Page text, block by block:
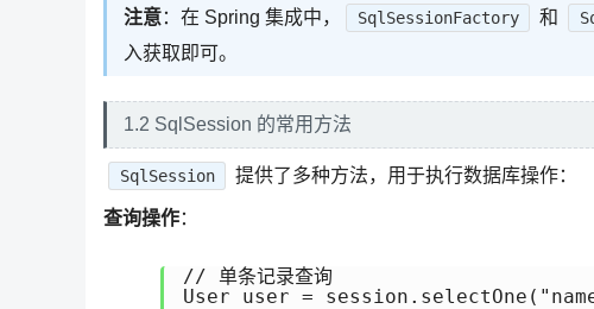
注意：在 Spring 集成中， SqlSessionFactory 和
入获取即可。
1.2 SqlSession 的常用方法
SqlSession 提供了多种方法，用于执行数据库操作：
查询操作：
// 单条记录查询
User user =